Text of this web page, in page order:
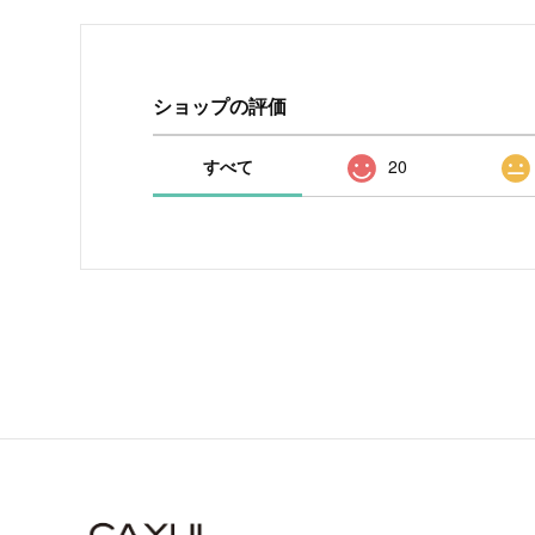
ショップの評価
すべて 20